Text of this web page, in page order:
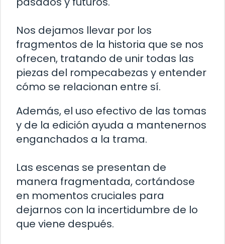
Nos dejamos llevar por los
fragmentos de la historia que se nos
ofrecen, tratando de unir todas las
piezas del rompecabezas y entender
cómo se relacionan entre sí.
Además, el uso efectivo de las tomas
y de la edición ayuda a mantenernos
enganchados a la trama.
Las escenas se presentan de
manera fragmentada, cortándose
en momentos cruciales para
dejarnos con la incertidumbre de lo
que viene después.